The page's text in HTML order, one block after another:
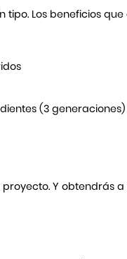
Los beneficios
(3 generaciones)
proyecto. Y obtendrás